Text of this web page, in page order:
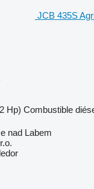
JCB 435S
Hp) Combustible
nad Labem